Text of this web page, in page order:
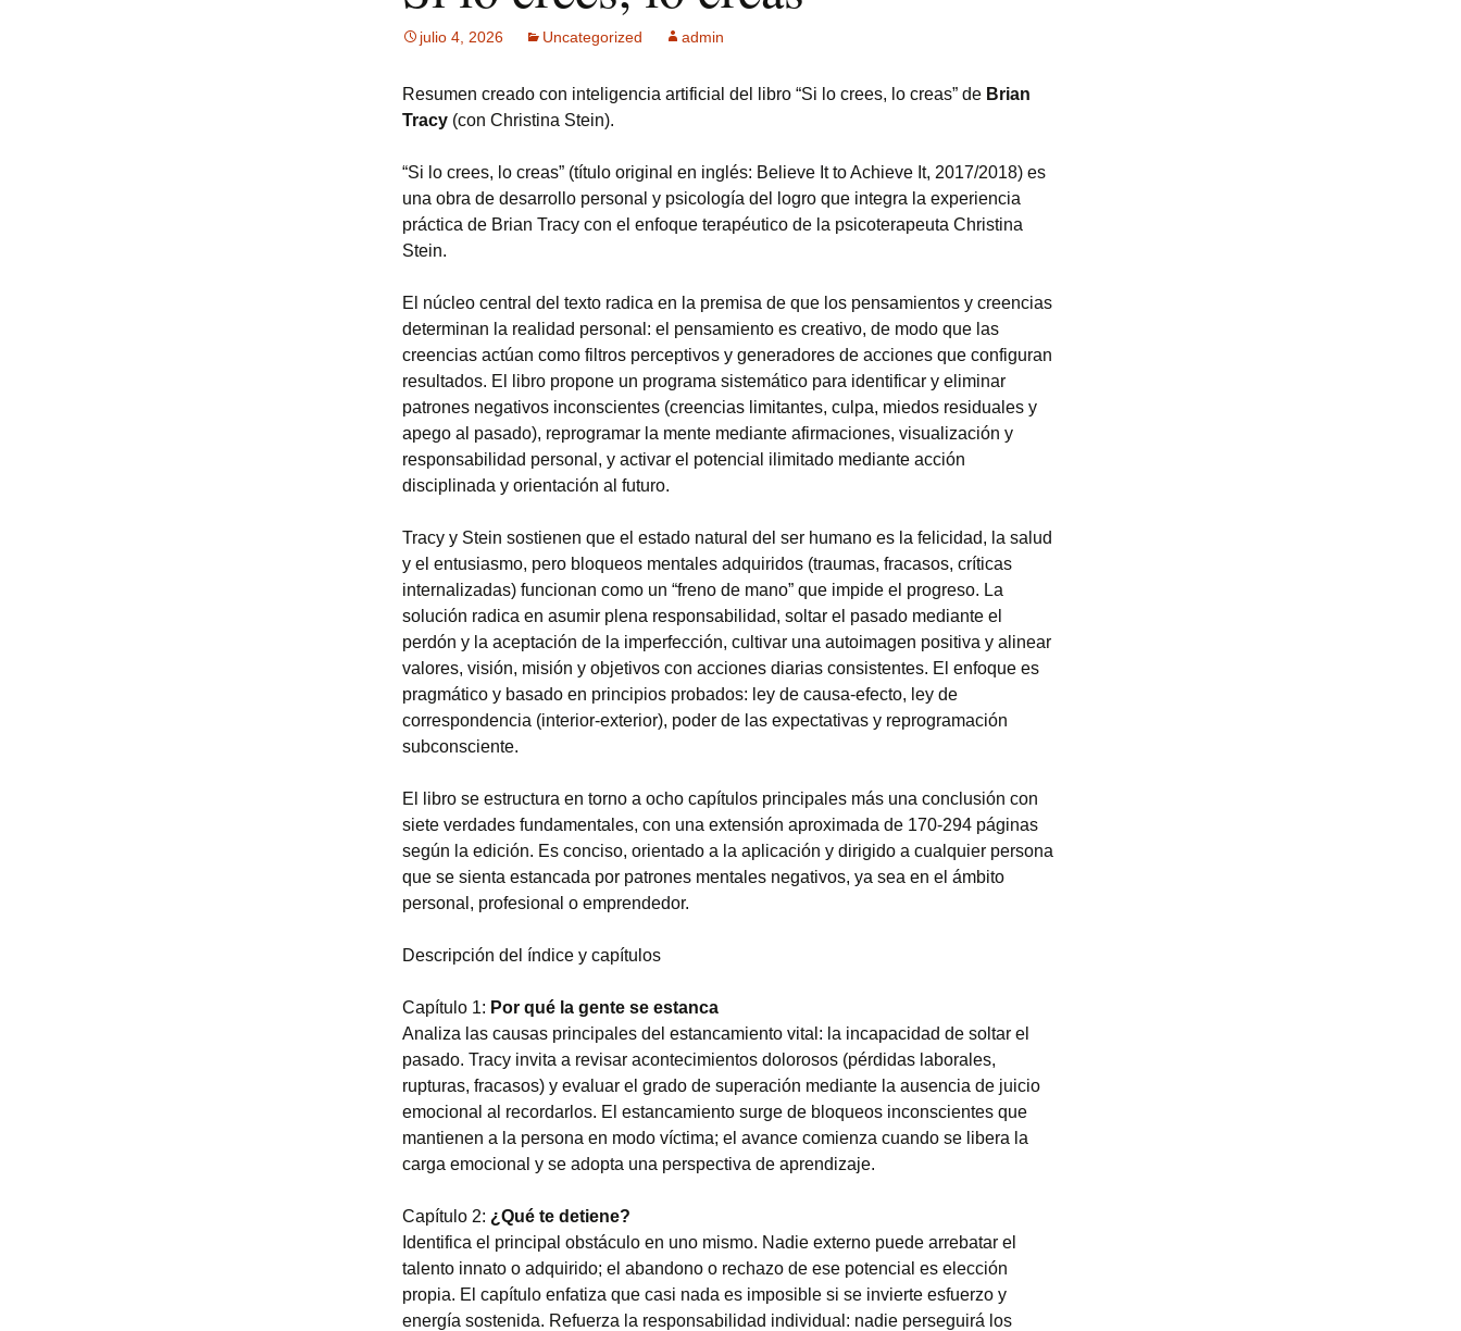
Premios
de Sala Multisensorial
Joy Stick MPF-II
Manuales Multitech
MPF-II
MPF-II Publicidad +
Club de usuarios
julio 4, 2026 Uncategorized admin
Resumen creado con inteligencia artificial del libro “Si lo crees, lo creas” de Brian
Tracy (con Christina Stein).
“Si lo crees, lo creas” (título original en inglés: Believe It to Achieve It, 2017/2018) es
una obra de desarrollo personal y psicología del logro que integra la experiencia
práctica de Brian Tracy con el enfoque terapéutico de la psicoterapeuta Christina
Stein.
El núcleo central del texto radica en la premisa de que los pensamientos y creencias
determinan la realidad personal: el pensamiento es creativo, de modo que las
creencias actúan como filtros perceptivos y generadores de acciones que configuran
resultados. El libro propone un programa sistemático para identificar y eliminar
patrones negativos inconscientes (creencias limitantes, culpa, miedos residuales y
apego al pasado), reprogramar la mente mediante afirmaciones, visualización y
responsabilidad personal, y activar el potencial ilimitado mediante acción
disciplinada y orientación al futuro.
Tracy y Stein sostienen que el estado natural del ser humano es la felicidad, la salud
y el entusiasmo, pero bloqueos mentales adquiridos (traumas, fracasos, críticas
internalizadas) funcionan como un “freno de mano” que impide el progreso. La
solución radica en asumir plena responsabilidad, soltar el pasado mediante el
perdón y la aceptación de la imperfección, cultivar una autoimagen positiva y alinear
valores, visión, misión y objetivos con acciones diarias consistentes. El enfoque es
pragmático y basado en principios probados: ley de causa-efecto, ley de
correspondencia (interior-exterior), poder de las expectativas y reprogramación
subconsciente.
El libro se estructura en torno a ocho capítulos principales más una conclusión con
siete verdades fundamentales, con una extensión aproximada de 170-294 páginas
según la edición. Es conciso, orientado a la aplicación y dirigido a cualquier persona
que se sienta estancada por patrones mentales negativos, ya sea en el ámbito
personal, profesional o emprendedor.
Descripción del índice y capítulos
Capítulo 1: Por qué la gente se estanca
Analiza las causas principales del estancamiento vital: la incapacidad de soltar el
pasado. Tracy invita a revisar acontecimientos dolorosos (pérdidas laborales,
rupturas, fracasos) y evaluar el grado de superación mediante la ausencia de juicio
emocional al recordarlos. El estancamiento surge de bloqueos inconscientes que
mantienen a la persona en modo víctima; el avance comienza cuando se libera la
carga emocional y se adopta una perspectiva de aprendizaje.
Capítulo 2: ¿Qué te detiene?
Identifica el principal obstáculo en uno mismo. Nadie externo puede arrebatar el
talento innato o adquirido; el abandono o rechazo de ese potencial es elección
propia. El capítulo enfatiza que casi nada es imposible si se invierte esfuerzo y
energía sostenida. Refuerza la responsabilidad individual: nadie perseguirá los